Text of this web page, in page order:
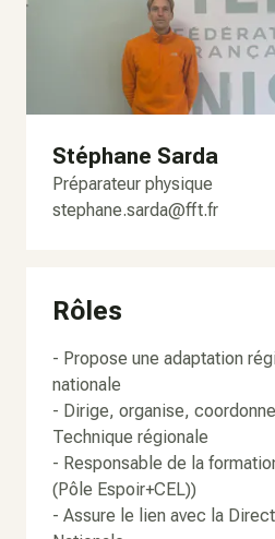
Stéphane Sarda
Préparateur physique
stephane.sarda@fft.fr
Rôles
- Propose une adaptation
nationale
- Dirige, organise,
Technique régionale
- Responsable de la
(Pôle Espoir+CEL))
- Assure le lien avec la